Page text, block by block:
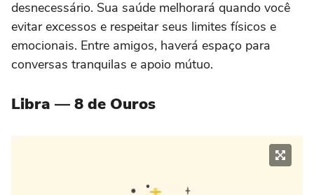
desnecessário. Sua saúde melhorará quando você
evitar excessos e respeitar seus limites físicos e
emocionais. Entre amigos, haverá espaço para
conversas tranquilas e apoio mútuo.
Libra — 8 de Ouros